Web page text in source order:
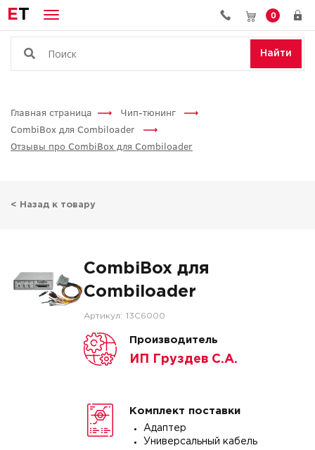
ET 0
Найти
Главная страница
Чип-тюнинг
CombiBox для Combiloader
Отзывы про CombiBox для Combiloader
< Назад к товару
CombiBox для
Combiloader
Артикул: 13C6000
Производитель
ИП Груздев С.А.
Комплект поставки
Адаптер
Универсальный кабель